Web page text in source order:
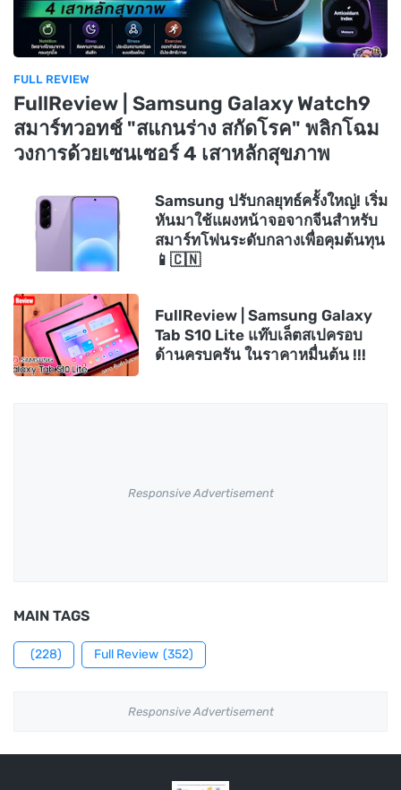
FULL REVIEW
FullReview | Samsung Galaxy Watch9
สมาร์ทวอทช์ "สแกนร่าง สกัดโรค" พลิกโฉม
วงการด้วยเซนเซอร์ 4 เสาหลักสุขภาพ
Samsung ปรับกลยุทธ์ครั้งใหญ่! เริ่ม
หันมาใช้แผงหน้าจอจากจีนสำหรับ
สมาร์ทโฟนระดับกลางเพื่อคุมต้นทุน
📱🇨🇳
FullReview | Samsung Galaxy
Tab S10 Lite แท๊บเล็ตสเปครอบ
ด้านครบครัน ในราคาหมื่นต้น !!!
Responsive Advertisement
MAIN TAGS
(228) Full Review (352)
Responsive Advertisement